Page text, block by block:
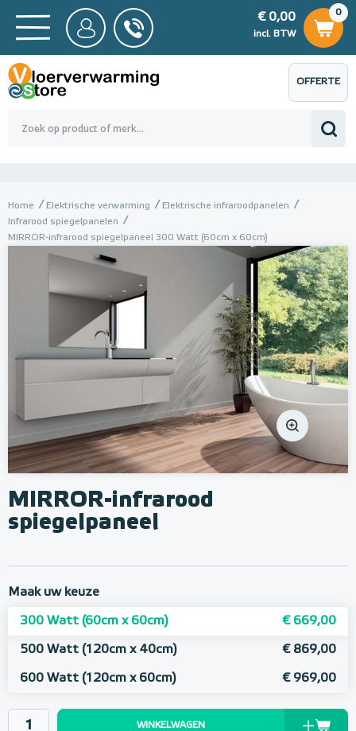
BTW
0,00
0
€ 0,00
incl. BTW
€ 0,00
OFFERTE
AANVRAGEN
Home Elektrische verwarming
Elektrische infraroodpanelen
Infrarood spiegelpanelen
MIRROR-infrarood spiegelpaneel 300 Watt (60cm x 60cm)
MIRROR-infrarood
spiegelpaneel
Maak uw keuze
300 Watt (60cm x 60cm) € 669,00
500 Watt (120cm x 40cm) € 869,00
600 Watt (120cm x 60cm) € 969,00
WINKELWAGEN